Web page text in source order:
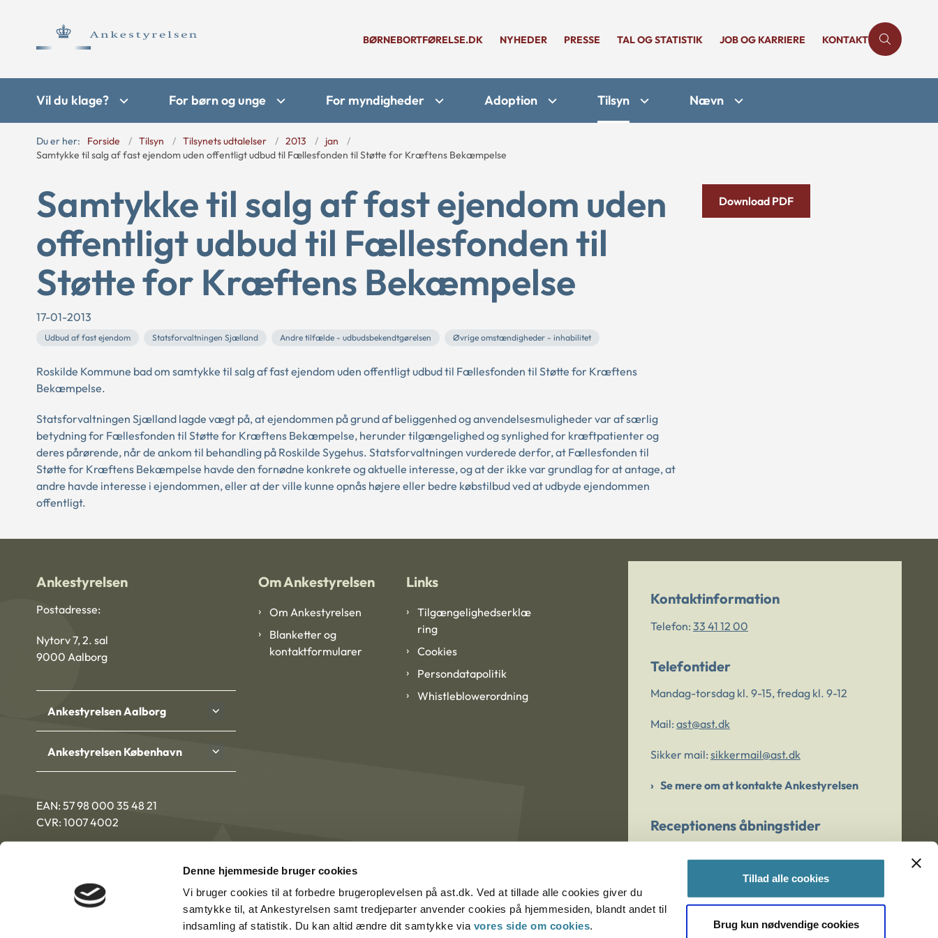
Denne hjemmeside bruger cookies
Vi bruger cookies til at forbedre brugeroplevelsen på ast.dk. Ved at tillade alle cookies giver du
samtykke til, at Ankestyrelsen samt tredjeparter anvender cookies på hjemmesiden, blandt andet til
indsamling af statistik. Du kan altid ændre dit samtykke via vores side om cookies.
Tillad alle cookies
Brug kun nødvendige cookies
BØRNEBORTFØRELSE.DK NYHEDER PRESSE TAL OG STATISTIK JOB OG KARRIERE KONTAKT
Vil du klage? For børn og unge For myndigheder Adoption Tilsyn Nævn
Du er her: Forside Tilsyn Tilsynets udtalelser 2013
jan
Samtykke til salg af fast ejendom uden offentligt udbud til Fællesfonden til Støtte for Kræftens Bekæmpelse
Samtykke til salg af fast ejendom uden
offentligt udbud til Fællesfonden til
Støtte for Kræftens Bekæmpelse
17-01-2013
Udbud af fast ejendom Statsforvaltningen Sjælland Andre tilfælde - udbudsbekendtgørelsen Øvrige omstændigheder - inhabilitet
Roskilde Kommune bad om samtykke til salg af fast ejendom uden offentligt udbud til Fællesfonden til Støtte for Kræftens
Bekæmpelse.
Statsforvaltningen Sjælland lagde vægt på, at ejendommen på grund af beliggenhed og anvendelsesmuligheder var af særlig
betydning for Fællesfonden til Støtte for Kræftens Bekæmpelse, herunder tilgængelighed og synlighed for kræftpatienter og
deres pårørende, når de ankom til behandling på Roskilde Sygehus. Statsforvaltningen vurderede derfor, at Fællesfonden til
Støtte for Kræftens Bekæmpelse havde den fornødne konkrete og aktuelle interesse, og at der ikke var grundlag for at antage, at
andre havde interesse i ejendommen, eller at der ville kunne opnås højere eller bedre købstilbud ved at udbyde ejendommen
offentligt.
Download PDF
Ankestyrelsen
Postadresse:
Nytorv 7, 2. sal
9000 Aalborg
Ankestyrelsen Aalborg
Ankestyrelsen København
EAN: 57 98 000 35 48 21
CVR: 1007 4002
Om Ankestyrelsen
Om Ankestyrelsen
Blanketter og
kontaktformularer
Links
Tilgængelighedserklæ
ring
Cookies
Persondatapolitik
Whistleblowerordning
Kontaktinformation
Telefon: 33 41 12 00
Telefontider
Mandag-torsdag kl. 9-15, fredag kl. 9-12
Mail: ast@ast.dk
Sikker mail: sikkermail@ast.dk
Se mere om at kontakte Ankestyrelsen
Receptionens åbningstider
Er du bekymret for et barn/en ung?